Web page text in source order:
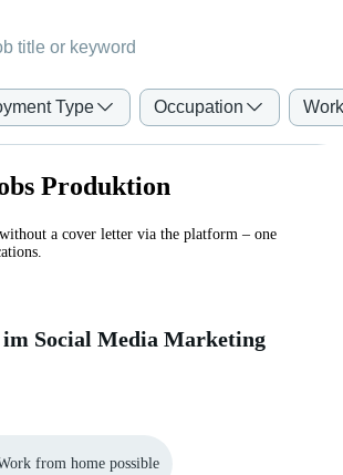
Type Occupation
Produktion
a cover letter via the platform – one
Social Media Marketing
from home possible